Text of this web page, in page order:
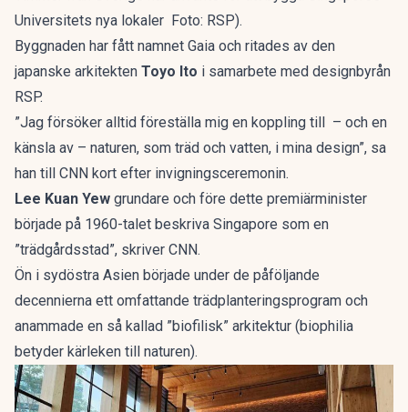
Universitets nya lokaler Foto: RSP).
Byggnaden har fått namnet Gaia och ritades av den
japanske arkitekten Toyo Ito i samarbete med designbyrån
RSP.
”Jag försöker alltid föreställa mig en koppling till – och en
känsla av – naturen, som träd och vatten, i mina design”, sa
han till CNN kort efter invigningsceremonin.
Lee Kuan Yew grundare och före dette premiärminister
började på 1960-talet beskriva Singapore som en
”trädgårdsstad”, skriver CNN.
Ön i sydöstra Asien började under de påföljande
decennierna ett omfattande trädplanteringsprogram och
anammade en så kallad ”biofilisk” arkitektur (biophilia
betyder kärleken till naturen).